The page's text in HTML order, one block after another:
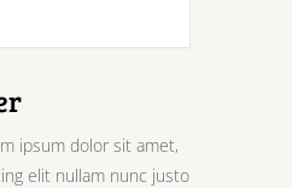
ipsum dolor sit amet,
elit nullam nunc justo